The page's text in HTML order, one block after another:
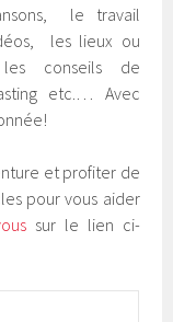
le travail
les lieux ou
conseils de
etc.… Avec
et profiter de
pour vous aider
sur le lien ci-